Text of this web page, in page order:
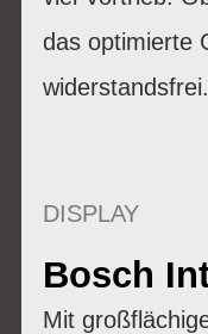
das optimierte
widerstandsfrei.
DISPLAY
Bosch
Mit